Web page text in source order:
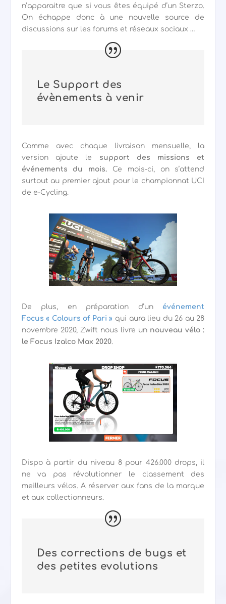
n’apparaitre que si vous êtes équipé d’un Sterzo.
On échappe donc à une nouvelle source de
discussions sur les forums et réseaux sociaux …
Le Support des
évènements à venir
Comme avec chaque livraison mensuelle, la
version ajoute le support des missions et
événements du mois. Ce mois-ci, on s’attend
surtout au premier ajout pour le championnat UCI
de e-Cycling.
De plus, en préparation d’un événement
Focus « Colours of Pari » qui aura lieu du 26 au 28
novembre 2020, Zwift nous livre un nouveau vélo :
le Focus Izalco Max 2020.
Dispo à partir du niveau 8 pour 426.000 drops, il
ne va pas révolutionner le classement des
meilleurs vélos. A réserver aux fans de la marque
et aux collectionneurs.
Des corrections de bugs et
des petites evolutions